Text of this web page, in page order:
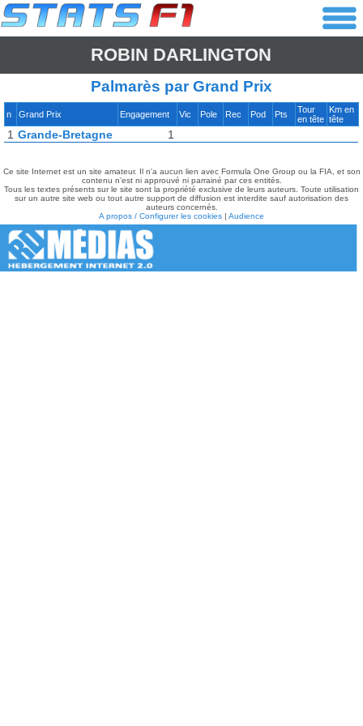
ROBIN DARLINGTON
Palmarès par Grand Prix
n Grand Prix Engagement Vic Pole Rec Pod Pts
Tour
en tête
Km en
tête
1 Grande-Bretagne 1
Ce site Internet est un site amateur. Il n'a aucun lien avec Formula One Group ou la FIA, et son
contenu n'est ni approuvé ni parrainé par ces entités.
Tous les textes présents sur le site sont la propriété exclusive de leurs auteurs. Toute utilisation
sur un autre site web ou tout autre support de diffusion est interdite sauf autorisation des
auteurs concernés.
A propos / Configurer les cookies | Audience